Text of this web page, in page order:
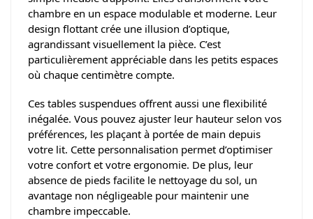
chambre en un espace modulable et moderne. Leur
design flottant crée une illusion d’optique,
agrandissant visuellement la pièce. C’est
particulièrement appréciable dans les petits espaces
où chaque centimètre compte.
Ces tables suspendues offrent aussi une flexibilité
inégalée. Vous pouvez ajuster leur hauteur selon vos
préférences, les plaçant à portée de main depuis
votre lit. Cette personnalisation permet d’optimiser
votre confort et votre ergonomie. De plus, leur
absence de pieds facilite le nettoyage du sol, un
avantage non négligeable pour maintenir une
chambre impeccable.